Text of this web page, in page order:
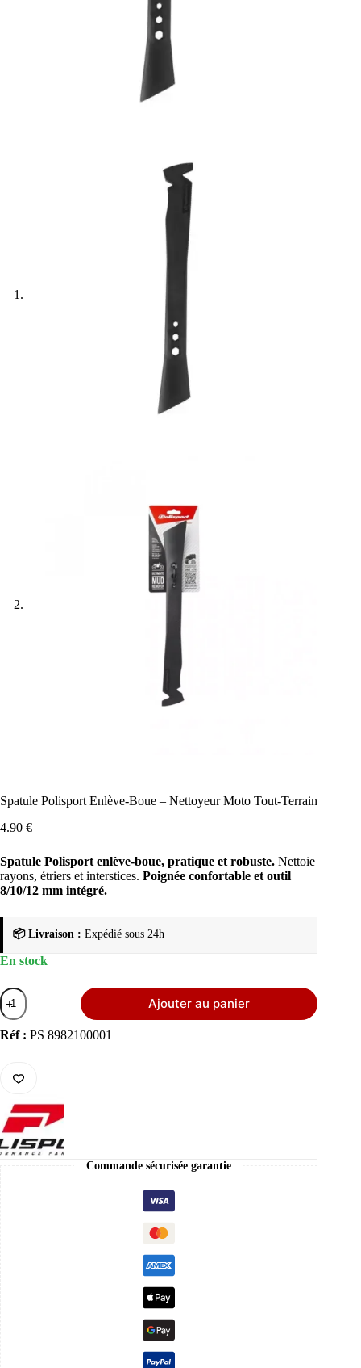
Spatule Polisport Enlève-Boue – Nettoyeur Moto Tout-Terrain
4.90 €
Spatule Polisport enlève-boue, pratique et robuste. Nettoie
rayons, étriers et interstices. Poignée confortable et outil
8/10/12 mm intégré.
📦 Livraison : Expédié sous 24h
En stock
quantité
de
Spatule
Polisport
Moto
Tout-
Terrain
Ajouter au panier
Réf : PS 8982100001
Commande sécurisée garantie